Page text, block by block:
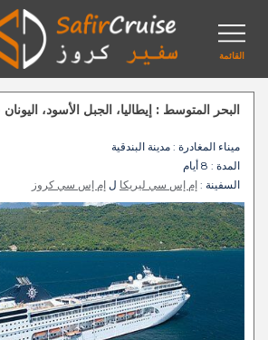
القائمة
البحر المتوسط : إيطاليا، الجبل الأسود،
ميناء المغادرة : مدينة البندقية
المدة : 8 أيام
السفينة : إم إس سي ليريكا ل إم إس سي كروز